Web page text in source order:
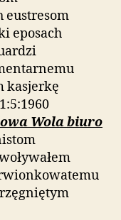
eustresom
eposach
kasjerkę
Wola biuro